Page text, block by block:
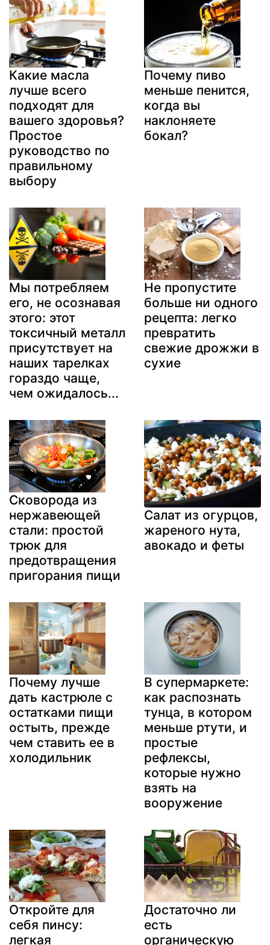
Какие масла
лучше всего
подходят для
вашего здоровья?
Простое
руководство по
правильному
выбору
Почему пиво
меньше пенится,
когда вы
наклоняете
бокал?
Мы потребляем
его, не осознавая
этого: этот
токсичный металл
присутствует на
наших тарелках
гораздо чаще,
чем ожидалось...
Не пропустите
больше ни одного
рецепта: легко
превратить
свежие дрожжи в
сухие
Сковорода из
нержавеющей
стали: простой
трюк для
предотвращения
пригорания пищи
Салат из огурцов,
жареного нута,
авокадо и феты
Почему лучше
дать кастрюле с
остатками пищи
остыть, прежде
чем ставить ее в
холодильник
В супермаркете:
как распознать
тунца, в котором
меньше ртути, и
простые
рефлексы,
которые нужно
взять на
вооружение
Откройте для
себя пинсу:
легкая
Достаточно ли
есть
органическую